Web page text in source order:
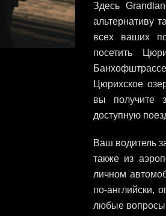
Здесь
альтернативу
всех ваших
посетить
Цюрихское
вы получите
доступную
Ваш водитель
также из
личном
по-английски,
любые